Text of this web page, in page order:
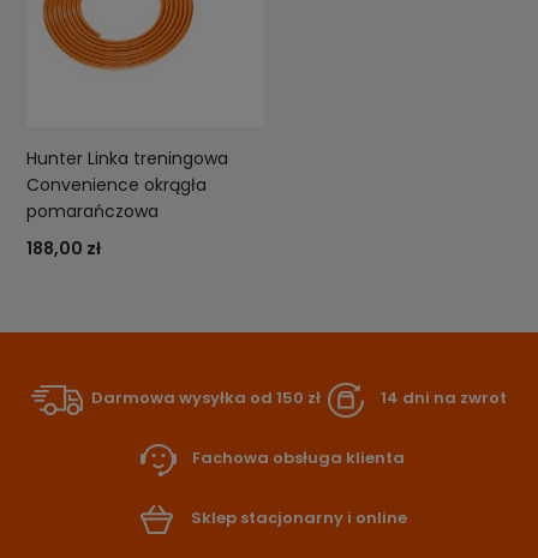
Hunter Linka treningowa
Convenience okrągła
pomarańczowa
188,00 zł
Darmowa wysyłka od 150 zł 14 dni na zwrot
Fachowa obsługa klienta
Sklep stacjonarny i online